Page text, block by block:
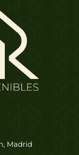
Madrid